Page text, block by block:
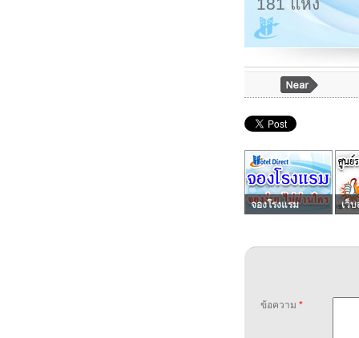
จองโรงแรม เว็บ
ข้อความ *